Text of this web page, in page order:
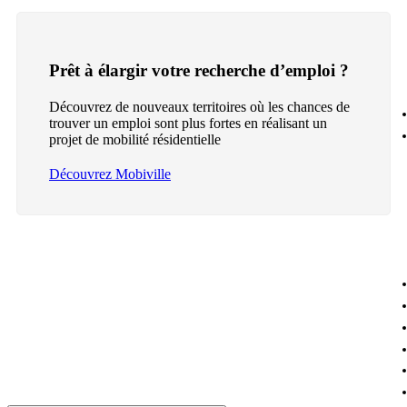
Prêt à élargir votre recherche d’emploi ?
Découvrez de nouveaux territoires où les chances de
trouver un emploi sont plus fortes en réalisant un
projet de mobilité résidentielle
Découvrez Mobiville